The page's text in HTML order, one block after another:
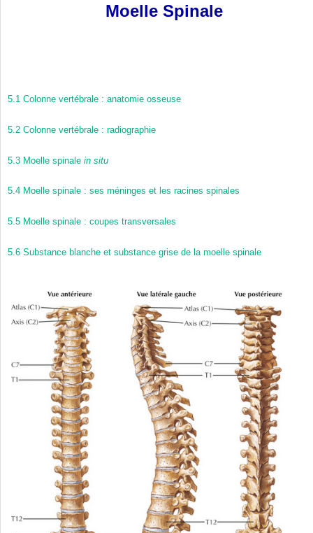
Moelle Spinale
5.1 Colonne vertébrale : anatomie osseuse
5.2 Colonne vertébrale : radiographie
5.3 Moelle spinale in situ
5.4 Moelle spinale : ses méninges et les racines spinales
5.5 Moelle spinale : coupes transversales
5.6 Substance blanche et substance grise de la moelle spinale